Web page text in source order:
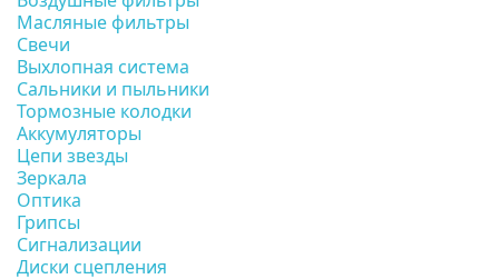
Масляные фильтры
Свечи
Выхлопная система
Сальники и пыльники
Тормозные колодки
Аккумуляторы
Цепи звезды
Зеркала
Оптика
Грипсы
Сигнализации
Диски сцепления